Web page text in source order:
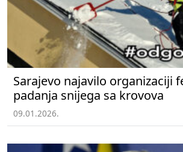
Sarajevo najavilo organizaciji
padanja snijega sa krovova
09.01.2026.